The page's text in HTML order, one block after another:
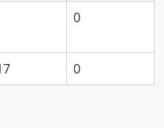
0
0